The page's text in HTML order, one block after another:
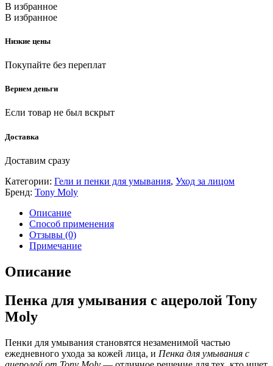
В избранное
В избранное
Низкие цены
Покупайте без переплат
Вернем деньги
Если товар не был вскрыт
Доставка
Доставим сразу
Категории: Гели и пенки для умывания, Уход за лицом
Бренд: Tony Moly
Описание
Способ применения
Отзывы (0)
Примечание
Описание
Пенка для умывания с ацеролой Tony
Moly
Пенки для умывания становятся незаменимой частью
ежедневного ухода за кожей лица, и Пенка для умывания с